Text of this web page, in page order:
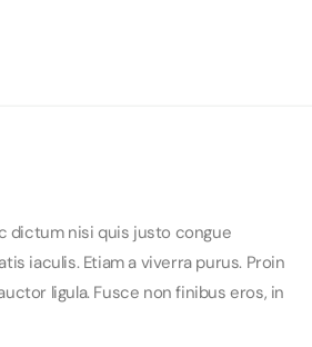
dictum nisi quis justo congue
iaculis. Etiam a viverra purus. Proin
ligula. Fusce non finibus eros, in